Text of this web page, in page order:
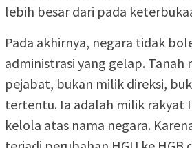
lebih besar dari pada
Pada akhirnya, negara tidak
administrasi yang gelap. Tanah
pejabat, bukan milik direksi,
tertentu. Ia adalah milik rakyat
kelola atas nama negara.